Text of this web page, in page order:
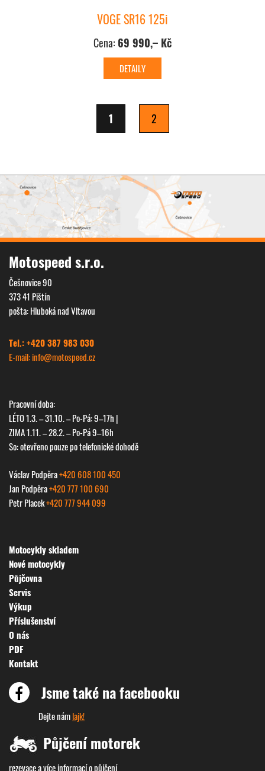
VOGE SR16 125i
Cena: 69 990,– Kč
1 2
Motospeed s.r.o.
Češnovice 90
373 41 Pištín
pošta: Hluboká nad Vltavou
Tel.: +420 387 983 030
E-mail: info@motospeed.cz
Pracovní doba:
LÉTO 1.3. – 31.10. – Po-Pá: 9–17h |
ZIMA 1.11. – 28.2. – Po-Pá 9–16h
So: otevřeno pouze po telefonické dohodě
Václav Podpěra+420 608 100 450
Jan Podpěra+420 777 100 690
Petr Placek+420 777 944 099
Motocykly skladem
Nové motocykly
Půjčovna
Servis
Výkup
Příslušenství
O nás
PDF
Kontakt
Jsme také na facebooku
Dejte námlajk!
Půjčení motorek
rezevace a více informací o půjčení